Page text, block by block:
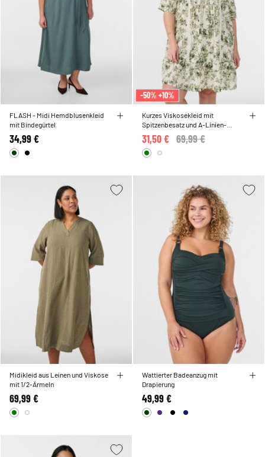
FLASH - Midi Hemdblusenkleid
mit Bindegürtel
34,99 €
-50% +10%
Kurzes Viskosekleid mit
Spitzenbesatz und A-Linien-
Schnitt
Price reduced from
69,99 €
31,50 €
Midikleid aus Leinen und Viskose
mit 1/2-Ärmeln
69,99 €
Wattierter Badeanzug mit
Drapierung
49,99 €